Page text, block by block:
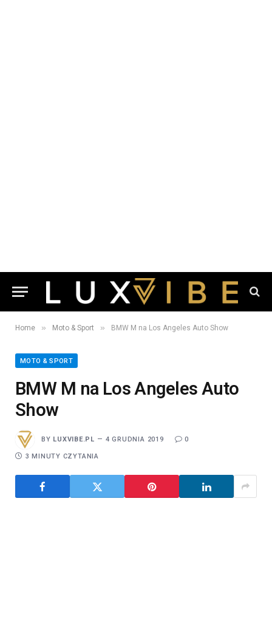
Home » Moto & Sport » BMW M na Los Angeles Auto Show
MOTO & SPORT
BMW M na Los Angeles Auto
Show
BY LUXVIBE.PL 4 GRUDNIA 2019 0
3 MINUTY CZYTANIA